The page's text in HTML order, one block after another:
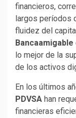
financieros,
largos períodos
fluidez del
Bancaamigable
lo mejor de la
de los activos
En los últimos
PDVSA han
financieras